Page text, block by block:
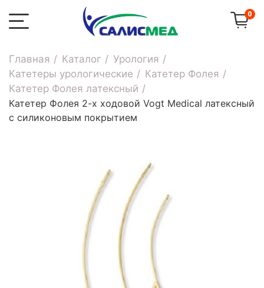
0
Главная Каталог
Урология
Катетеры урологические
Катетер Фолея
Катетер Фолея латексный
Катетер Фолея 2-х ходовой Vogt Medical латексный
с силиконовым покрытием